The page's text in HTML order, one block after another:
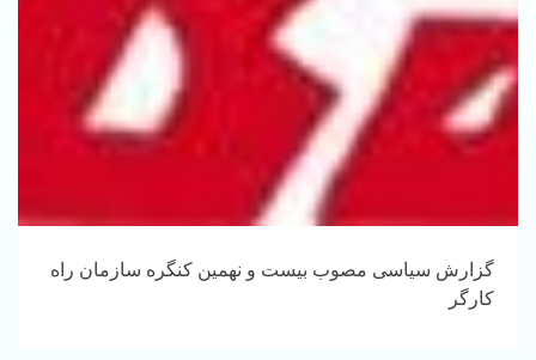
گزارش سیاسی مصوب بیست و نهمین کنگره سازمان راه
کارگر